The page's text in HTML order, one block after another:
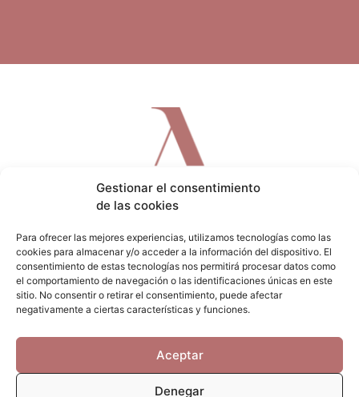
Gestionar el consentimiento
de las cookies
Para ofrecer las mejores experiencias, utilizamos tecnologías como las
cookies para almacenar y/o acceder a la información del dispositivo. El
consentimiento de estas tecnologías nos permitirá procesar datos como
el comportamiento de navegación o las identificaciones únicas en este
sitio. No consentir o retirar el consentimiento, puede afectar
negativamente a ciertas características y funciones.
Aceptar
Denegar
F
I
s
t
a
W